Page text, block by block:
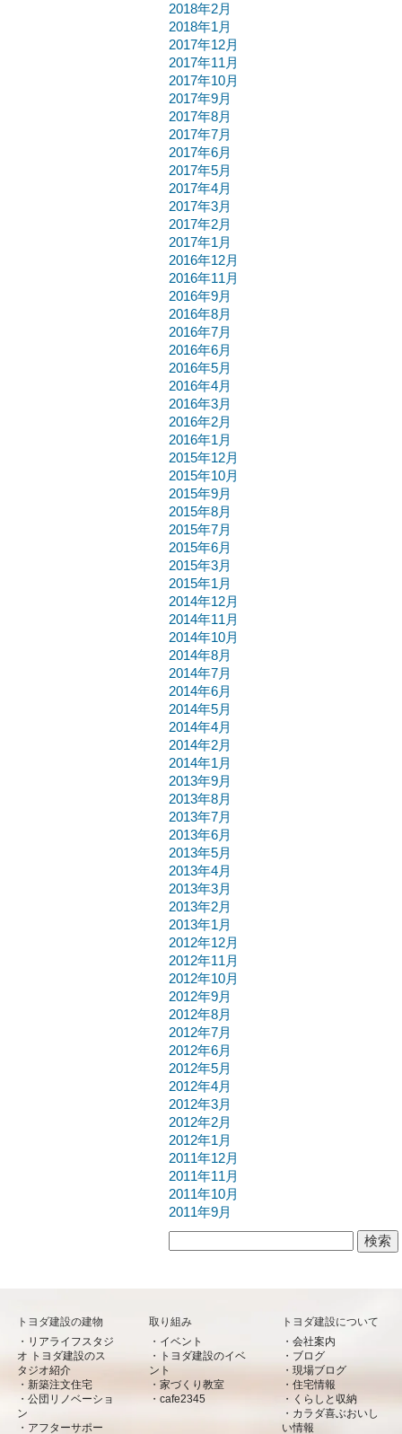
2018年2月
2018年1月
2017年12月
2017年11月
2017年10月
2017年9月
2017年8月
2017年7月
2017年6月
2017年5月
2017年4月
2017年3月
2017年2月
2017年1月
2016年12月
2016年11月
2016年9月
2016年8月
2016年7月
2016年6月
2016年5月
2016年4月
2016年3月
2016年2月
2016年1月
2015年12月
2015年10月
2015年9月
2015年8月
2015年7月
2015年6月
2015年3月
2015年1月
2014年12月
2014年11月
2014年10月
2014年8月
2014年7月
2014年6月
2014年5月
2014年4月
2014年2月
2014年1月
2013年9月
2013年8月
2013年7月
2013年6月
2013年5月
2013年4月
2013年3月
2013年2月
2013年1月
2012年12月
2012年11月
2012年10月
2012年9月
2012年8月
2012年7月
2012年6月
2012年5月
2012年4月
2012年3月
2012年2月
2012年1月
2011年12月
2011年11月
2011年10月
2011年9月
トヨダ建設の建物
リアライフスタジ
オ トヨダ建設のス
タジオ紹介
新築注文住宅
公団リノベーショ
ン
アフターサポー
取り組み
イベント
トヨダ建設のイベ
ント
家づくり教室
cafe2345
トヨダ建設について
会社案内
ブログ
現場ブログ
住宅情報
くらしと収納
カラダ喜ぶおいし
い情報